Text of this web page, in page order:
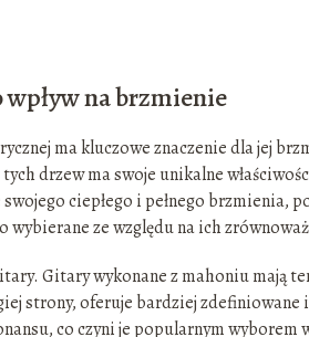
na brzmienie
ma kluczowe znaczenie dla jej
drzew ma swoje unikalne
ciepłego i pełnego brzmienia,
ze względu na ich
Gitary wykonane z mahoniu mają
strony, oferuje bardziej
co czyni je popularnym